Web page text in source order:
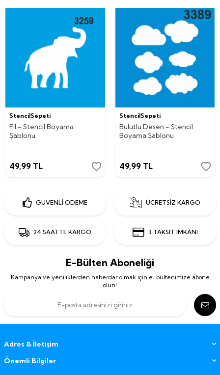
StencilSepeti
Fil - Stencil Boyama
Şablonu
49,99 TL
StencilSepeti
Bulutlu Desen - Stencil
Boyama Şablonu
49,99TL
GÜVENLİ ÖDEME ÜCRETSİZ KARGO
24 SAATTE KARGO 3 TAKSİT İMKANI
E-Bülten Aboneliği
Kampanya ve yeniliklerden haberdar olmak için e-bültenimize abone
olun!
Adres & İletişim
Önemli Bilgiler